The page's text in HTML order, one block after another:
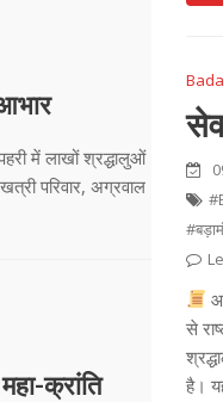
से
है।
में लाखों श्रद्धालुओं
परिवार, अग्रवाल
क्रांति